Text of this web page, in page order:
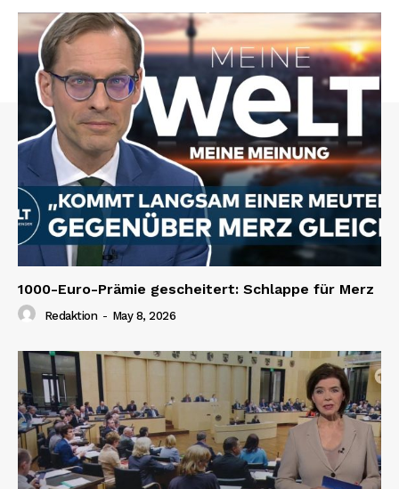
1000-Euro-Prämie gescheitert: Schlappe für Merz
Redaktion - May 8, 2026